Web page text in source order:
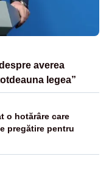
averea
legea”
o hotărâre care
pregătire pentru